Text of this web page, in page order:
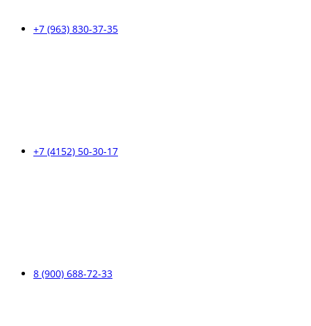
+7 (963) 830-37-35
+7 (4152) 50-30-17
8 (900) 688-72-33